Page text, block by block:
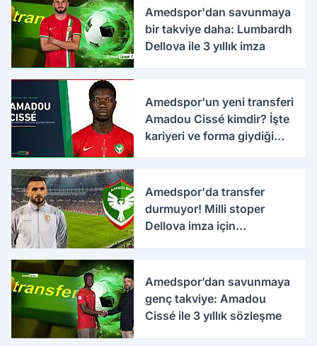
Amedspor'dan savunmaya
bir takviye daha: Lumbardh
Dellova ile 3 yıllık imza
Amedspor'un yeni transferi
Amadou Cissé kimdir? İşte
kariyeri ve forma giydiği
Amedspor'da transfer
durmuyor! Milli stoper
Dellova imza için
Amedspor’dan savunmaya
genç takviye: Amadou
Cissé ile 3 yıllık sözleşme